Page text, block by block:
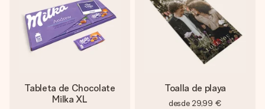
Tableta de Chocolate
Milka XL
Toalla de playa
desde 29,99 €